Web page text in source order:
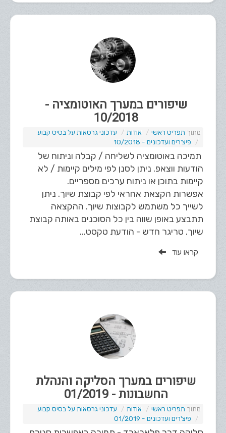
שיפורים במערך האוטומציה -
10/2018
תפריט ראשי אודות
עדכוני גרסאות על בסיס קבוע
פיצ'רים ועדכונים - 10/2018
תמיכה באוטומציה לשליחה / קבלה וניתוח של
הודעות ווצאפ. ניתן לסנן לפי מילים קיימות / לא
קיימות בתוכן או ניתוח ערכים מספריים.
אפשרות הקצאת אחראי לפי קבוצת שיוך. ניתן
לשייך כל משתמש לקבוצות שיוך. ההקצאה
תתבצע באופן שווה בין כל הסוכנים באותה קבוצת
שיוך. טריגר חדש - הודעת טקסט...
קראו עוד
שיפורים במערך הסליקה והנהלת
החשבונות - 01/2019
תפריט ראשי אודות
עדכוני גרסאות על בסיס קבוע
פיצ'רים ועדכונים - 01/2019